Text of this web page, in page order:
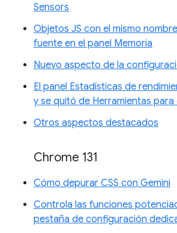
Sensors
Objetos JS con el mismo
fuente en el panel Memoria
Nuevo aspecto de la
El panel Estadísticas de
y se quitó de Herramientas
Otros aspectos destacados
Chrome 131
Cómo depurar CSS con Gemini
Controla las funciones
pestaña de configuración